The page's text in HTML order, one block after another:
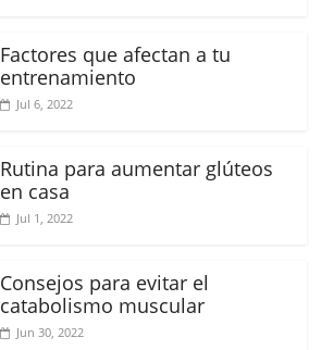
Factores que afectan a tu
entrenamiento
Jul 6, 2022
Rutina para aumentar glúteos
en casa
Jul 1, 2022
Consejos para evitar el
catabolismo muscular
Jun 30, 2022